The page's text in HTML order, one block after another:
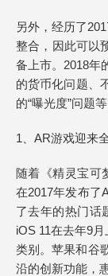
另外，经历了
整合，因此可以
备上市。2018年
的货币化问题、
的“曝光度”问题
1、AR游戏迎来
随着《精灵宝可
在2017年发布了
了去年的热门话
iOS 11在去年9
类别。苹果和谷
沿的创新功能，